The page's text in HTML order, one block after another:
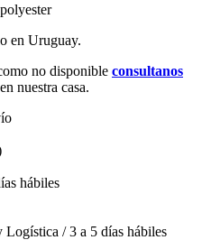
en Uruguay.
no disponible consultanos
nuestra casa.
hábiles
/ 3 a 5 días hábiles